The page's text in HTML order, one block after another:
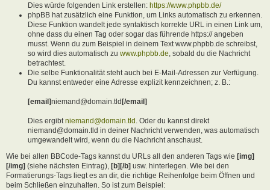
Dies würde folgenden Link erstellen: https://www.phpbb.de/
phpBB hat zusätzlich eine Funktion, um Links automatisch zu erkennen.
Diese Funktion wandelt jede syntaktisch korrekte URL in einen Link um,
ohne dass du einen Tag oder sogar das führende https:// angeben
musst. Wenn du zum Beispiel in deinem Text www.phpbb.de schreibst,
so wird dies automatisch zu www.phpbb.de, sobald du die Nachricht
betrachtest.
Die selbe Funktionalität steht auch bei E-Mail-Adressen zur Verfügung.
Du kannst entweder eine Adresse explizit kennzeichnen; z. B.:
[email]niemand@domain.tld[/email]
Dies ergibtniemand@domain.tld. Oder du kannst direkt
niemand@domain.tld in deiner Nachricht verwenden, was automatisch
umgewandelt wird, wenn du die Nachricht anschaust.
Wie bei allen BBCode-Tags kannst du URLs all den anderen Tags wie [img]
[/img] (siehe nächsten Eintrag), [b][/b] usw. hinterlegen. Wie bei den
Formatierungs-Tags liegt es an dir, die richtige Reihenfolge beim Öffnen und
beim Schließen einzuhalten. So ist zum Beispiel: